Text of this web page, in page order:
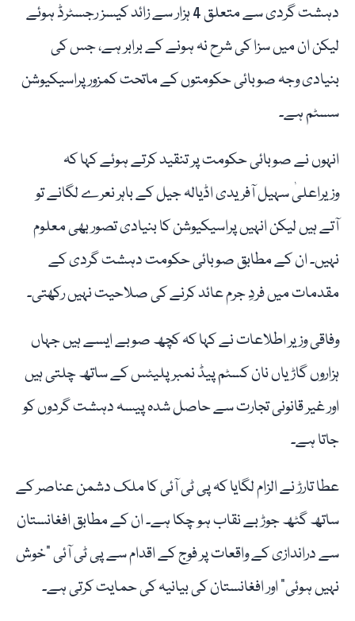
دہشت گردی سے متعلق 4 ہزار سے زائد کیسز رجسٹرڈ ہوئے
لیکن ان میں سزا کی شرح نہ ہونے کے برابر ہے، جس کی
بنیادی وجہ صوبائی حکومتوں کے ماتحت کمزور پراسیکیوشن
سسٹم ہے۔
انہوں نے صوبائی حکومت پر تنقید کرتے ہوئے کہا کہ
وزیراعلیٰ سہیل آفریدی اڈیالہ جیل کے باہر نعرے لگانے تو
آتے ہیں لیکن انہیں پراسیکیوشن کا بنیادی تصور بھی معلوم
نہیں۔ ان کے مطابق صوبائی حکومت دہشت گردی کے
مقدمات میں فردِ جرم عائد کرنے کی صلاحیت نہیں رکھتی۔
وفاقی وزیر اطلاعات نے کہا کہ کچھ صوبے ایسے ہیں جہاں
ہزاروں گاڑیاں نان کسٹم پیڈ نمبر پلیٹس کے ساتھ چلتی ہیں
اور غیر قانونی تجارت سے حاصل شدہ پیسہ دہشت گردوں کو
جاتا ہے۔
عطا تارڑ نے الزام لگایا کہ پی ٹی آئی کا ملک دشمن عناصر کے
ساتھ گٹھ جوڑ بے نقاب ہو چکا ہے۔ ان کے مطابق افغانستان
سے دراندازی کے واقعات پر فوج کے اقدام سے پی ٹی آئی "خوش
نہیں ہوئی” اور افغانستان کی بیانیہ کی حمایت کرتی ہے۔